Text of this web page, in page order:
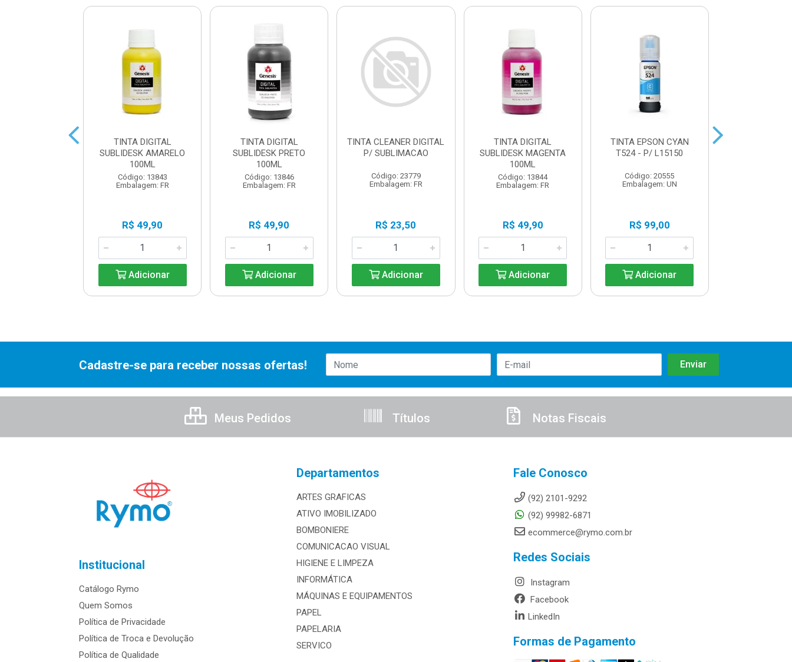
TINTA DIGITAL
SUBLIDESK AMARELO
100ML
Código: 13843
Embalagem: FR
R$ 49,90
Adicionar
TINTA DIGITAL
SUBLIDESK PRETO
100ML
Código: 13846
Embalagem: FR
R$ 49,90
Adicionar
TINTA CLEANER DIGITAL
P/ SUBLIMACAO
Código: 23779
Embalagem: FR
R$ 23,50
Adicionar
TINTA DIGITAL
SUBLIDESK MAGENTA
100ML
Código: 13844
Embalagem: FR
R$ 49,90
Adicionar
TINTA EPSON CYAN
T524 - P/ L15150
Código: 20555
Embalagem: UN
R$ 99,00
Adicionar
Cadastre-se para receber nossas ofertas!
Meus Pedidos Títulos Notas Fiscais
Institucional
Catálogo Rymo
Quem Somos
Política de Privacidade
Política de Troca e Devolução
Política de Qualidade
Departamentos
ARTES GRAFICAS
ATIVO IMOBILIZADO
BOMBONIERE
COMUNICACAO VISUAL
HIGIENE E LIMPEZA
INFORMÁTICA
MÁQUINAS E EQUIPAMENTOS
PAPEL
PAPELARIA
SERVICO
Fale Conosco
(92) 2101-9292
(92) 99982-6871
ecommerce@rymo.com.br
Redes Sociais
Instagram
Facebook
LinkedIn
Formas de Pagamento